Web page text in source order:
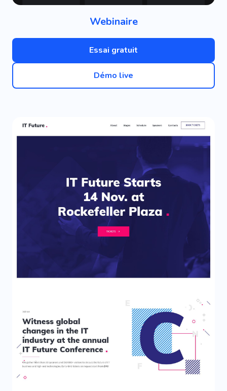
Webinaire
Essai gratuit
Démo live